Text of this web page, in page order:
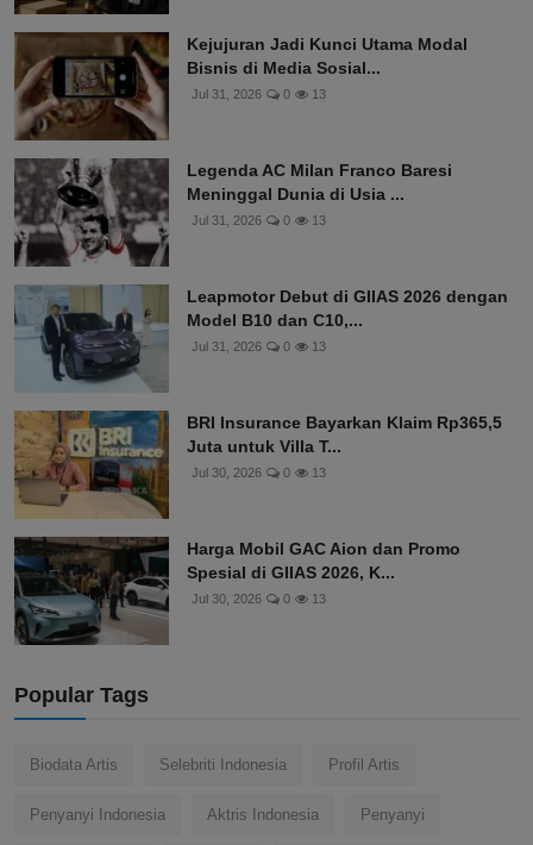
Kejujuran Jadi Kunci Utama Modal
Bisnis di Media Sosial...
Jul 31, 2026 0 13
Legenda AC Milan Franco Baresi
Meninggal Dunia di Usia ...
Jul 31, 2026 0 13
Leapmotor Debut di GIIAS 2026 dengan
Model B10 dan C10,...
Jul 31, 2026 0 13
BRI Insurance Bayarkan Klaim Rp365,5
Juta untuk Villa T...
Jul 30, 2026 0 13
Harga Mobil GAC Aion dan Promo
Spesial di GIIAS 2026, K...
Jul 30, 2026 0 13
Popular Tags
Biodata Artis Selebriti Indonesia Profil Artis
Penyanyi Indonesia Aktris Indonesia Penyanyi